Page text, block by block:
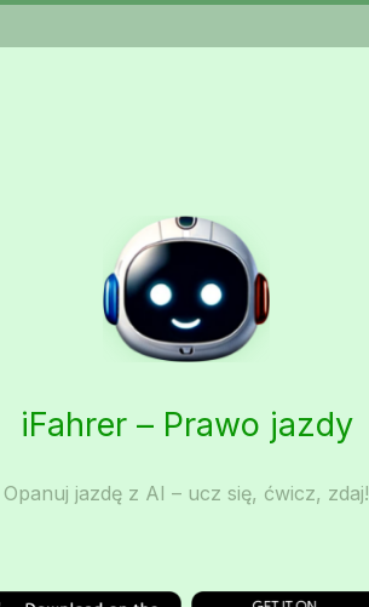
iFahrer – Prawo jazdy
Opanuj jazdę z AI – ucz się, ćwicz, zdaj!